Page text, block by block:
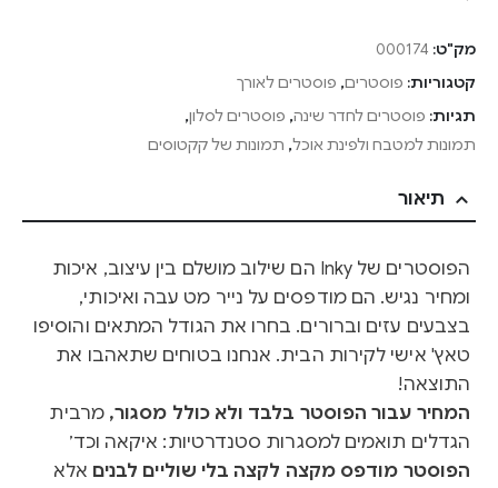
מק"ט: 000174
קטגוריות: פוסטרים, פוסטרים לאורך
תגיות: פוסטרים לחדר שינה, פוסטרים לסלון,
תמונות למטבח ולפינת אוכל, תמונות של קקטוסים
תיאור
הפוסטרים של Inky הם שילוב מושלם בין עיצוב, איכות
ומחיר נגיש. הם מודפסים על נייר מט עבה ואיכותי,
בצבעים עזים וברורים. בחרו את הגודל המתאים והוסיפו
טאץ' אישי לקירות הבית. אנחנו בטוחים שתאהבו את
התוצאה!
המחיר עבור הפוסטר בלבד ולא כולל מסגור, מרבית
הגדלים תואמים למסגרות סטנדרטיות: איקאה וכד׳
הפוסטר מודפס מקצה לקצה בלי שוליים לבנים אלא